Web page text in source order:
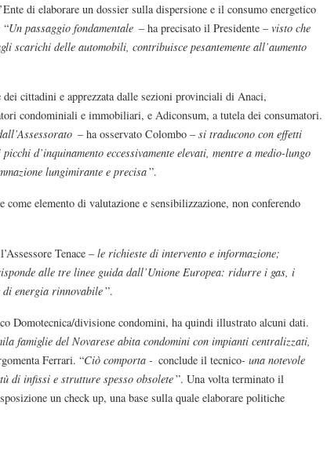
di elaborare un dossier sulla dispersione e il consumo energetico
“Un passaggio fondamentale – ha precisato il Presidente –visto che
scarichi delle automobili, contribuisce pesantemente all’aumento
cittadini e apprezzata dalle sezioni provinciali di Anaci,
condominiali e immobiliari, e Adiconsum, a tutela dei consumatori.
– ha osservato Colombo –si traducono con effetti
d’inquinamento eccessivamente elevati, mentre a medio-lungo
lungimirante e precisa”.
come elemento di valutazione e sensibilizzazione, non conferendo
Tenace –le richieste di intervento e informazione;
alle tre linee guida dall’Unione Europea: ridurre i gas, i
di energia rinnovabile”.
Domotecnica/divisione condomini, ha quindi illustrato alcuni dati.
famiglie del Novarese abita condomini con impianti centralizzati,
Ferrari. “Ciò comporta - conclude il tecnico- una notevole
di infissi e strutture spesso obsolete”. Una volta terminato il
un check up, una base sulla quale elaborare politiche